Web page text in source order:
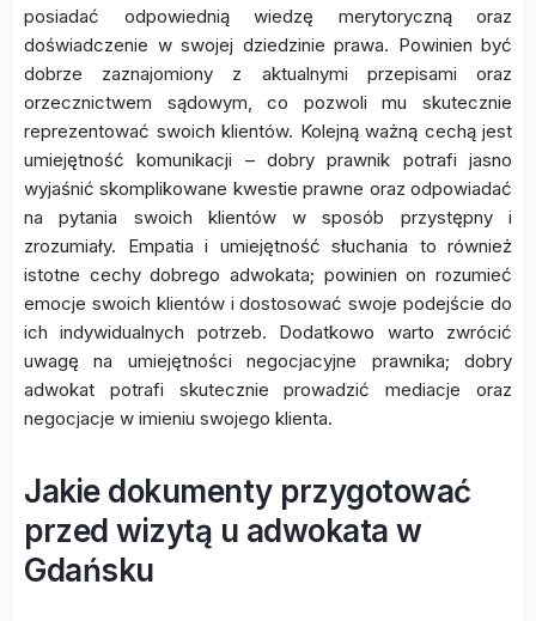
posiadać odpowiednią wiedzę merytoryczną oraz
doświadczenie w swojej dziedzinie prawa. Powinien być
dobrze zaznajomiony z aktualnymi przepisami oraz
orzecznictwem sądowym, co pozwoli mu skutecznie
reprezentować swoich klientów. Kolejną ważną cechą jest
umiejętność komunikacji – dobry prawnik potrafi jasno
wyjaśnić skomplikowane kwestie prawne oraz odpowiadać
na pytania swoich klientów w sposób przystępny i
zrozumiały. Empatia i umiejętność słuchania to również
istotne cechy dobrego adwokata; powinien on rozumieć
emocje swoich klientów i dostosować swoje podejście do
ich indywidualnych potrzeb. Dodatkowo warto zwrócić
uwagę na umiejętności negocjacyjne prawnika; dobry
adwokat potrafi skutecznie prowadzić mediacje oraz
negocjacje w imieniu swojego klienta.
Jakie dokumenty przygotować
przed wizytą u adwokata w
Gdańsku